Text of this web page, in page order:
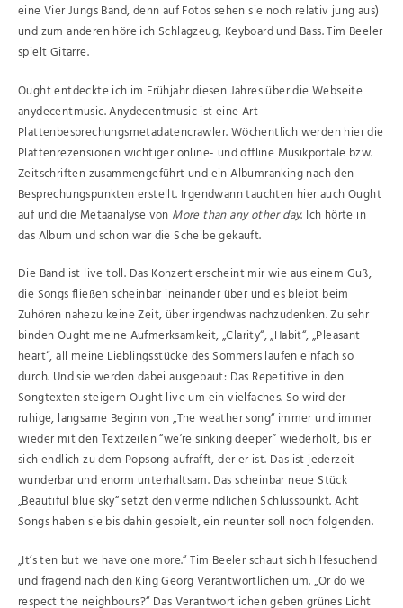
eine Vier Jungs Band, denn auf Fotos sehen sie noch relativ jung aus)
und zum anderen höre ich Schlagzeug, Keyboard und Bass. Tim Beeler
spielt Gitarre.
Ought entdeckte ich im Frühjahr diesen Jahres über die Webseite
anydecentmusic. Anydecentmusic ist eine Art
Plattenbesprechungsmetadatencrawler. Wöchentlich werden hier die
Plattenrezensionen wichtiger online- und offline Musikportale bzw.
Zeitschriften zusammengeführt und ein Albumranking nach den
Besprechungspunkten erstellt. Irgendwann tauchten hier auch Ought
auf und die Metaanalyse von More than any other day. Ich hörte in
das Album und schon war die Scheibe gekauft.
Die Band ist live toll. Das Konzert erscheint mir wie aus einem Guß,
die Songs fließen scheinbar ineinander über und es bleibt beim
Zuhören nahezu keine Zeit, über irgendwas nachzudenken. Zu sehr
binden Ought meine Aufmerksamkeit, „Clarity“, „Habit“, „Pleasant
heart“, all meine Lieblingsstücke des Sommers laufen einfach so
durch. Und sie werden dabei ausgebaut: Das Repetitive in den
Songtexten steigern Ought live um ein vielfaches. So wird der
ruhige, langsame Beginn von „The weather song“ immer und immer
wieder mit den Textzeilen “we’re sinking deeper” wiederholt, bis er
sich endlich zu dem Popsong aufrafft, der er ist. Das ist jederzeit
wunderbar und enorm unterhaltsam. Das scheinbar neue Stück
„Beautiful blue sky“ setzt den vermeindlichen Schlusspunkt. Acht
Songs haben sie bis dahin gespielt, ein neunter soll noch folgenden.
„It’s ten but we have one more.“ Tim Beeler schaut sich hilfesuchend
und fragend nach den King Georg Verantwortlichen um. „Or do we
respect the neighbours?“ Das Verantwortlichen geben grünes Licht